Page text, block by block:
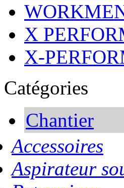
X
X-
Catégories
Chantier
Accessoires
Aspirateur